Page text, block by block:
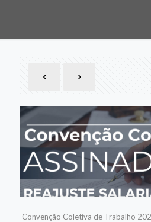
Convenção Coletiva de Trabalho